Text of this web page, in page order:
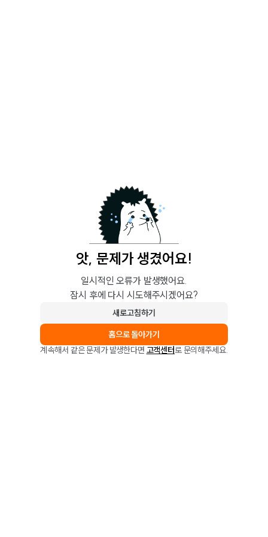
앗, 문제가 생겼어요!
일시적인 오류가 발생했어요.
잠시 후에 다시 시도해주시겠어요?
새로고침하기
홈으로 돌아가기
계속해서 같은 문제가 발생한다면 고객센터로 문의해주세요.